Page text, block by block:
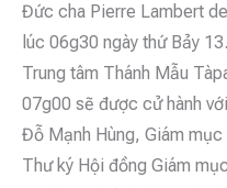
Đức cha Pierre Lambert
lúc 06g30 ngày thứ Bảy
Trung tâm Thánh Mẫu
07g00 sẽ được cử hành
Đỗ Mạnh Hùng, Giám
Thư ký Hội đồng Giám